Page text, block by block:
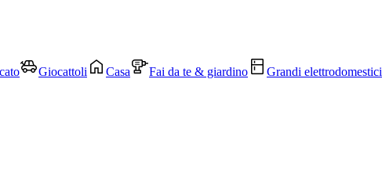
Giocattoli Casa Fai da te & giardino Grandi elettrodomestici